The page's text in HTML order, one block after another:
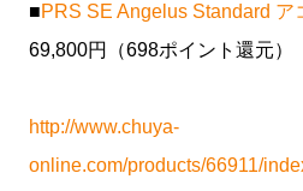
■PRS SE Angelus Standard ア
69,800円（698ポイント還元）
http://www.chuya-
online.com/products/66911/